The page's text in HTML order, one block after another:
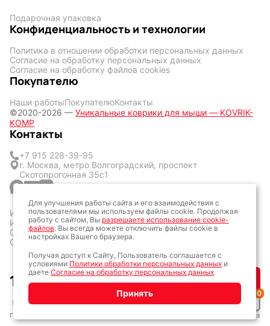
1 700₽ Купить
Главная
0
Заказ
Подарочная упаковка
Конфиденциальность и технологии
Политика в отношении обработки персональных данных
Согласие на обработку персональных данных
Согласие на обработку файлов cookies
Покупателю
Наши работыПокупателюКонтакты
©2020-2026 — Уникальные коврики для мыши — KOVRIK-
KOMP
Контакты
+7 915 228-39-95
г. Москва, метро Волгоградский, проспект
Скотопрогонная 35с1
ИП Кличук Оксана Сергеевна
ИНН: 773428377057
ОГРН: 323774600160161
ОКТМО: 45387000
Разработка сайта: Алексей Колпаков
Для улучшения работы сайта и его взаимодействия с
пользователями мы используем файлы cookie. Продолжая
работу с сайтом, Вы разрешаете использование cookie-
файлов. Вы всегда можете отключить файлы cookie в
настройках Вашего браузера.
Получая доступ к Сайту, Пользователь соглашается с
условиями Политики обработки персональных данных и
даетеСогласие на обработку персональных данных
Принять